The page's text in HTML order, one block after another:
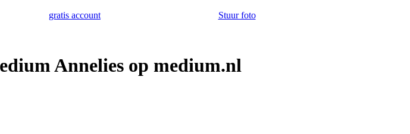
gratis account Stuur foto
Annelies op medium.nl